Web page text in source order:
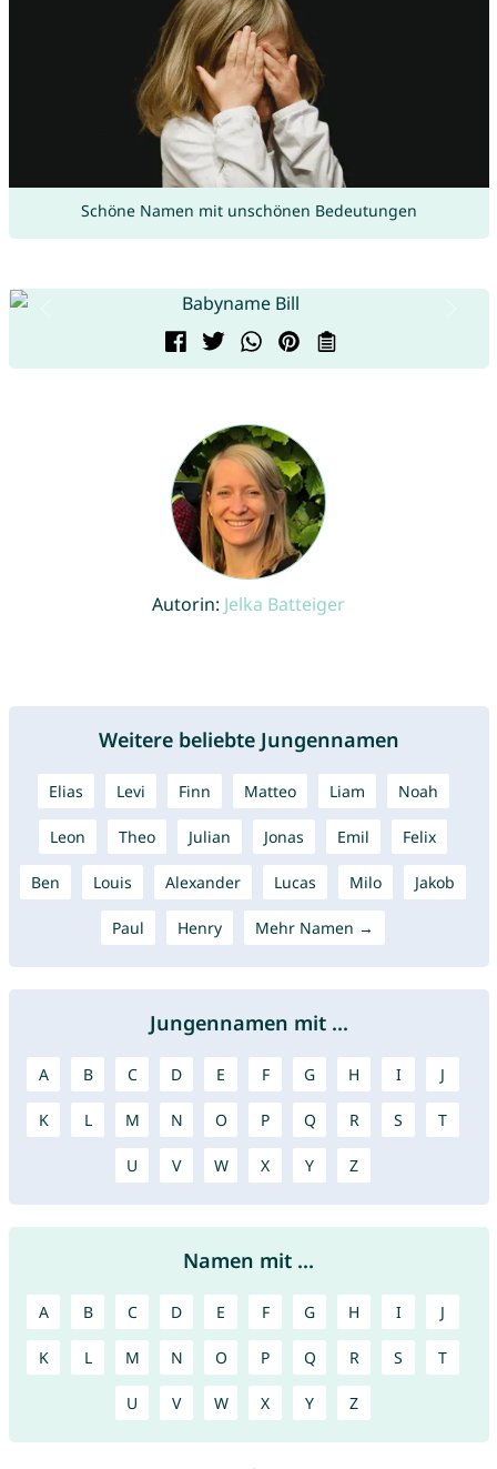
Schöne Namen mit unschönen Bedeutungen
Autorin: Jelka Batteiger
Weitere beliebte Jungennamen
Elias Levi Finn Matteo Liam Noah
Leon Theo Julian Jonas Emil Felix
Ben Louis Alexander Lucas Milo Jakob
Paul Henry Mehr Namen →
Jungennamen mit ...
A B C D E F G H I J
K L M N O P Q R S T
U V W X Y Z
Namen mit ...
A B C D E F G H I J
K L M N O P Q R S T
U V W X Y Z